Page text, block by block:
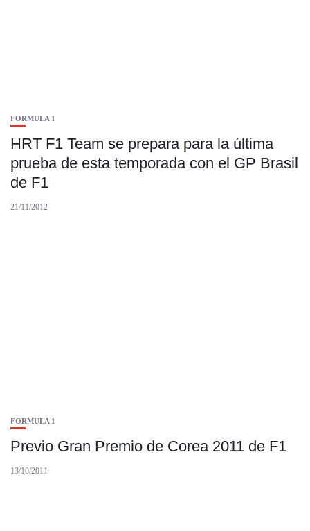
FORMULA 1
HRT F1 Team se prepara para la última
prueba de esta temporada con el GP Brasil
de F1
21/11/2012
FORMULA 1
Previo Gran Premio de Corea 2011 de F1
13/10/2011